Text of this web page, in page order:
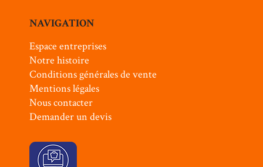
NAVIGATION
Espace entreprises
Notre histoire
Conditions générales de vente
Mentions légales
Nous contacter
Demander un devis